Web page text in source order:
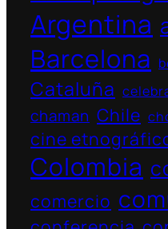
Argentina
Barcelona
Cataluña
chaman Chile
cine
Colombia
comercio